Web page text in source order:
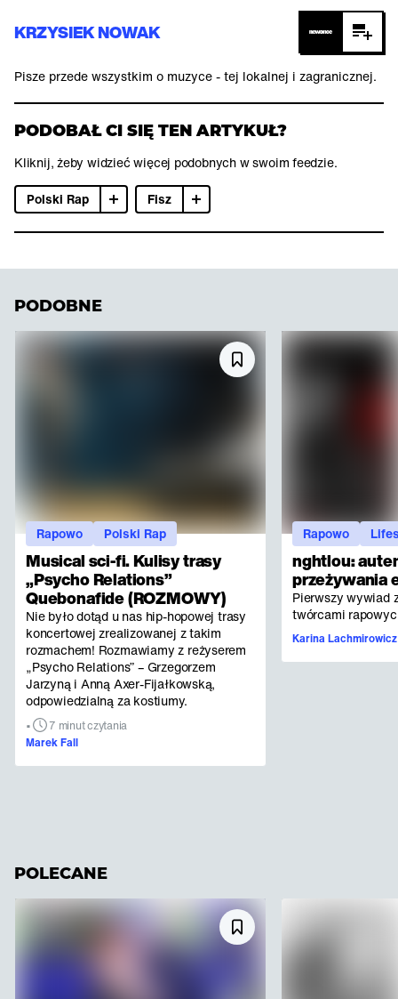
KRZYSIEK NOWAK
Pisze przede wszystkim o muzyce - tej lokalnej i zagranicznej.
PODOBAŁ CI SIĘ TEN ARTYKUŁ?
Kliknij, żeby widzieć więcej podobnych w swoim feedzie.
Polski Rap
Fisz
PODOBNE
Musical sci-fi. Kulisy trasy
„Psycho Relations”
Quebonafide (ROZMOWY)
Nie było dotąd u nas hip-hopowej trasy
koncertowej zrealizowanej z takim
rozmachem! Rozmawiamy z reżyserem
„Psycho Relations” – Grzegorzem
Jarzyną i Anną Axer-Fijałkowską,
odpowiedzialną za kostiumy.
•
7 minut czytania
Marek Fall
Rapowo Polski Rap
nghtlou:
przeżywania
Pierwszy wywiad
twórcami
Karina Lachmirowicz
Rapowo
POLECANE